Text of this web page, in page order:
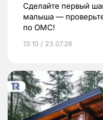
Сделайте первый
малыша —
по ОМС!
13:10 / 23.07.26